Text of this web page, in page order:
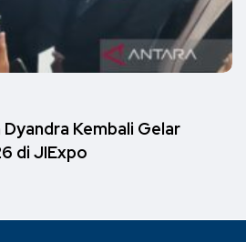
Kembali Gelar
di JIExpo